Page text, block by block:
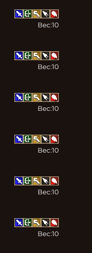
Вес:10
Вес:10
Вес:10
Вес:10
Вес:10
Вес:10